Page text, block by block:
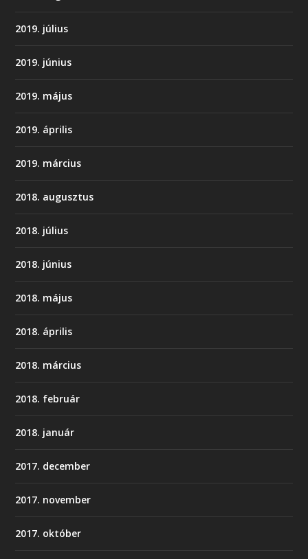
2019. július
2019. június
2019. május
2019. április
2019. március
2018. augusztus
2018. július
2018. június
2018. május
2018. április
2018. március
2018. február
2018. január
2017. december
2017. november
2017. október